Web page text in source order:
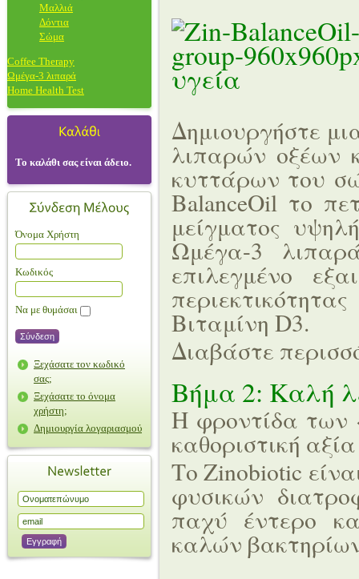
Μαλλιά
Δόντια
Σώμα
Coffee Therapy
Ωμέγα-3 λιπαρά
Home Health Test
Το καλάθι σας είναι άδειο.
Όνομα Χρήστη
Κωδικός
Να με θυμάσαι
Ξεχάσατε τον κωδικό
σας;
Ξεχάσατε το όνομα
χρήστη;
Δημιουργία λογαριασμού
υγεία
Δημιουργήστε
λιπαρών οξέων
κυττάρων του
BalanceOil το
μείγματος
Ωμέγα-3
επιλεγμένο
Βιταμίνη D3.
Διαβάστε
Βήμα 2: Καλή
Η φροντίδα των
καθοριστική
Το Zinobiotic
φυσικών
παχύ έντερο
καλών